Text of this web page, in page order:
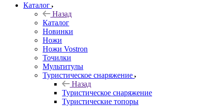
Каталог
Назад
Каталог
Новинки
Ножи
Ножи Vostron
Точилки
Мультитулы
Туристическое снаряжение
Назад
Туристическое снаряжение
Туристические топоры